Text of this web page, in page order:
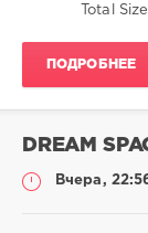
Total
ПОДРОБНЕЕ
DREAM
Вчера,